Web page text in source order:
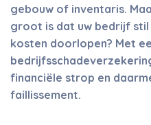
gebouw of inventaris.
groot is dat uw bedrijf
kosten doorlopen? Met
financiële strop en
faillissement.